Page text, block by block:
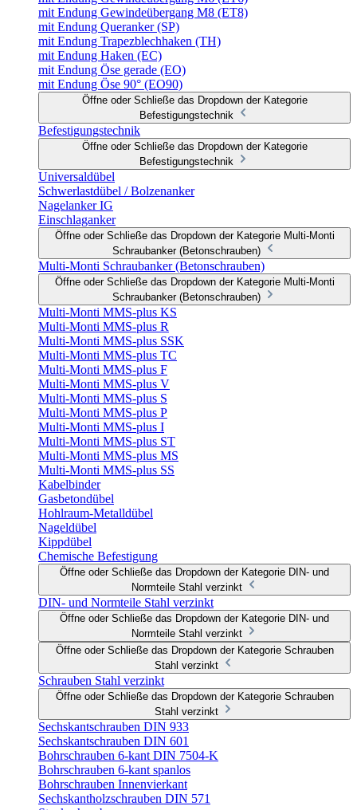
mit Endung Gewindeübergang M8 (ET8)
mit Endung Queranker (SP)
mit Endung Trapezblechhaken (TH)
mit Endung Haken (EC)
mit Endung Öse gerade (EO)
mit Endung Öse 90° (EO90)
Öffne oder Schließe das Dropdown der Kategorie
Befestigungstechnik
Befestigungstechnik
Öffne oder Schließe das Dropdown der Kategorie
Befestigungstechnik
Universaldübel
Schwerlastdübel / Bolzenanker
Nagelanker IG
Einschlaganker
Öffne oder Schließe das Dropdown der Kategorie Multi-Monti
Schraubanker (Betonschrauben)
Multi-Monti Schraubanker (Betonschrauben)
Öffne oder Schließe das Dropdown der Kategorie Multi-Monti
Schraubanker (Betonschrauben)
Multi-Monti MMS-plus KS
Multi-Monti MMS-plus R
Multi-Monti MMS-plus SSK
Multi-Monti MMS-plus TC
Multi-Monti MMS-plus F
Multi-Monti MMS-plus V
Multi-Monti MMS-plus S
Multi-Monti MMS-plus P
Multi-Monti MMS-plus I
Multi-Monti MMS-plus ST
Multi-Monti MMS-plus MS
Multi-Monti MMS-plus SS
Kabelbinder
Gasbetondübel
Hohlraum-Metalldübel
Nageldübel
Kippdübel
Chemische Befestigung
Öffne oder Schließe das Dropdown der Kategorie DIN- und
Normteile Stahl verzinkt
DIN- und Normteile Stahl verzinkt
Öffne oder Schließe das Dropdown der Kategorie DIN- und
Normteile Stahl verzinkt
Öffne oder Schließe das Dropdown der Kategorie Schrauben
Stahl verzinkt
Schrauben Stahl verzinkt
Öffne oder Schließe das Dropdown der Kategorie Schrauben
Stahl verzinkt
Sechskantschrauben DIN 933
Sechskantschrauben DIN 601
Bohrschrauben 6-kant DIN 7504-K
Bohrschrauben 6-kant spanlos
Bohrschrauben Innenvierkant
Sechskantholzschrauben DIN 571